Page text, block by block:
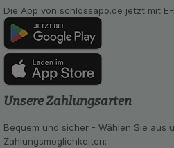
Die App von schlossapo.de jetzt mit
Unsere Zahlungsarten
Bequem und sicher - Wählen Sie aus
Zahlungsmöglichkeiten: